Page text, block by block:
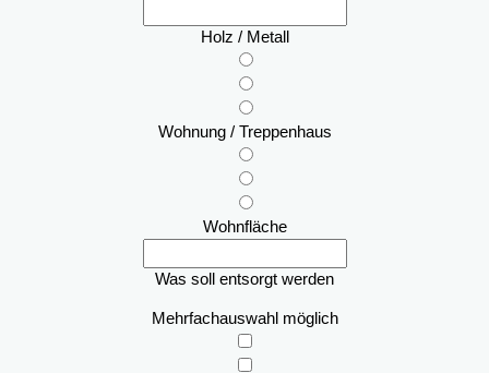
Holz / Metall
Wohnung / Treppenhaus
Wohnfläche
Was soll entsorgt werden
Mehrfachauswahl möglich